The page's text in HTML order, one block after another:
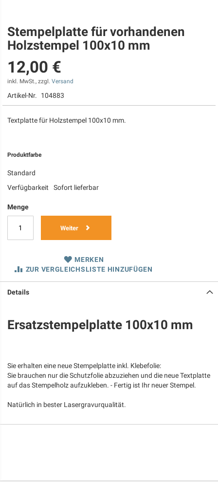
Zum
Anfang
der
springen
Stempelplatte für vorhandenen
Holzstempel 100x10 mm
12,00 €
inkl. MwSt., zzgl. Versand
Artikel-Nr. 104883
Textplatte für Holzstempel 100x10 mm.
Produktfarbe
Standard
Verfügbarkeit
Sofort lieferbar
Menge
Weiter
MERKEN
ZUR VERGLEICHSLISTE HINZUFÜGEN
Details
Ersatzstempelplatte 100x10 mm
Sie erhalten eine neue Stempelplatte inkl. Klebefolie:
Sie brauchen nur die Schutzfolie abzuziehen und die neue Textplatte
auf das Stempelholz aufzukleben. - Fertig ist Ihr neuer Stempel.
Natürlich in bester Lasergravurqualität.